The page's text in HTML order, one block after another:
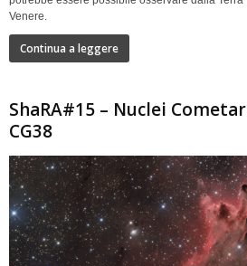
Venere.
Continua a leggere
ShaRA#15 – Nuclei
CG38